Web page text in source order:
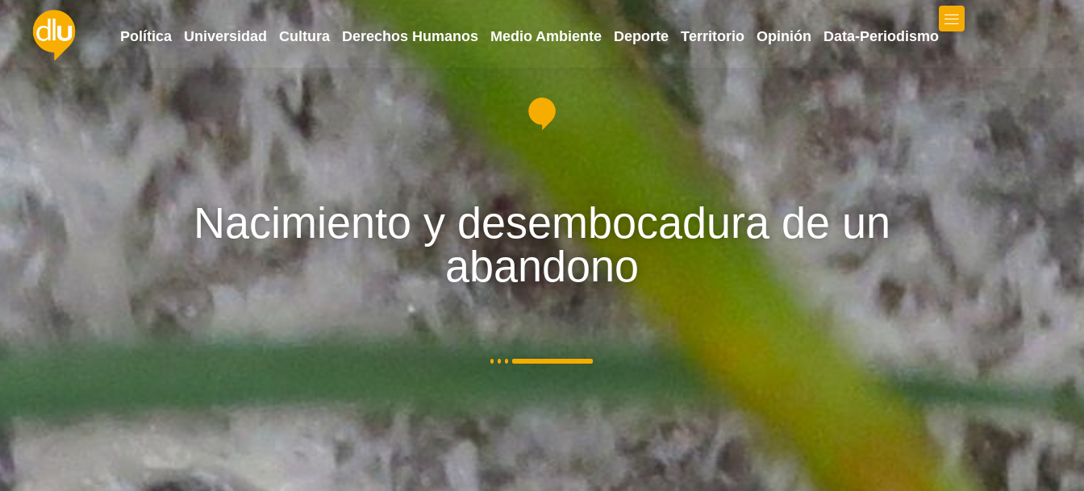
Política Universidad Cultura Derechos Humanos Medio Ambiente Deporte Territorio Opinión Data-Periodismo
Nacimiento y desembocadura de un
abandono